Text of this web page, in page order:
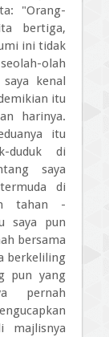
"Orang-
bertiga,
ini tidak
olah
kenal
itu
harinya.
itu
duduk di
saya
di
tahan -
saya pun
bersama
berkeliling
pun yang
pernah
majlisnya